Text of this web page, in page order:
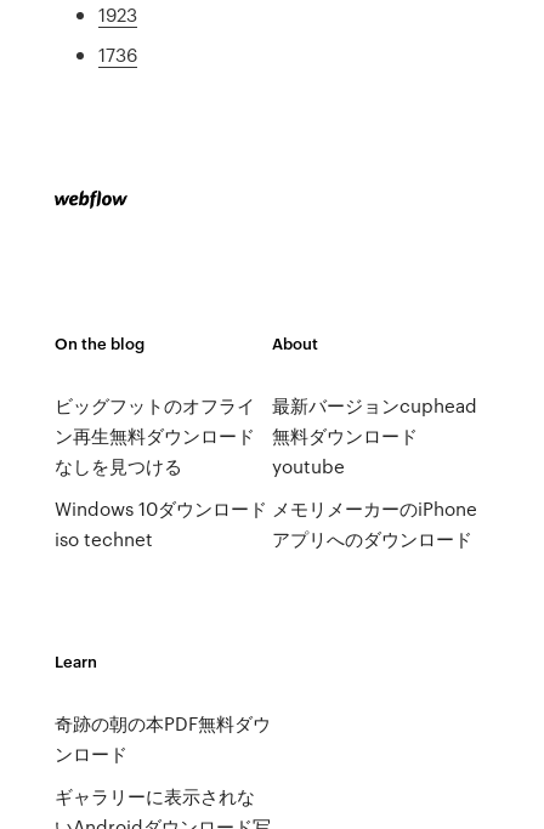
1923
1736
On the blog
ビッグフットのオフライ
ン再生無料ダウンロード
なしを見つける
Windows 10ダウンロード
iso technet
About
最新バージョンcuphead
無料ダウンロード
youtube
メモリメーカーのiPhone
アプリへのダウンロード
Learn
奇跡の朝の本PDF無料ダウ
ンロード
ギャラリーに表示されな